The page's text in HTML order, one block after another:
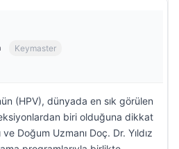
Keymaster
(HPV), dünyada en sık görülen
biri olduğuna dikkat
Doğum Uzmanı Doç. Dr. Yıldız